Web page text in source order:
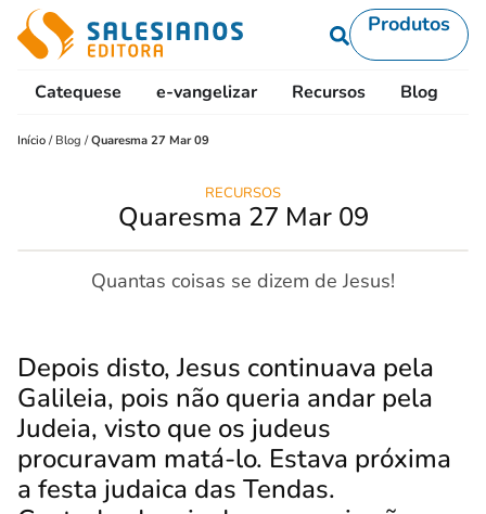
Produtos
Catequese e-vangelizar Recursos Blog
Início / Blog /Quaresma 27 Mar 09
RECURSOS
Quaresma 27 Mar 09
Quantas coisas se dizem de Jesus!
Depois disto, Jesus continuava pela
Galileia, pois não queria andar pela
Judeia, visto que os judeus
procuravam matá-lo. Estava próxima
a festa judaica das Tendas.